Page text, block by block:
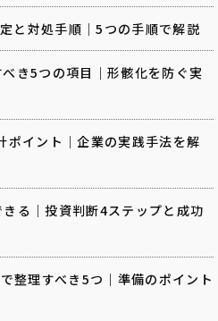
と対処手順｜5つの手順で解説
き5つの項目｜形骸化を防ぐ実
イント｜企業の実践手法を解
る｜投資判断4ステップと成功
理すべき5つ｜準備のポイント